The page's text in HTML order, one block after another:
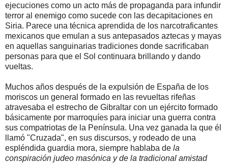
ejecuciones como un acto más de propaganda para infundir
terror al enemigo como sucede con las decapitaciones en
Siria. Parece una técnica aprendida de los narcotraficantes
mexicanos que emulan a sus antepasados ​​aztecas y mayas
en aquellas sanguinarias tradiciones donde sacrificaban
personas para que el Sol continuara brillando y dando
vueltas.
Muchos años después de la expulsión de España de los
moriscos un general formado en las revueltas rifeñas
atravesaba el estrecho de Gibraltar con un ejército formado
básicamente por marroquíes para iniciar una guerra contra
sus compatriotas de la Península. Una vez ganada la que él
llamó "Cruzada", en sus discursos, y rodeado de una
espléndida guardia mora, siempre hablaba de la
conspiración judeo masónica y de la tradicional amistad